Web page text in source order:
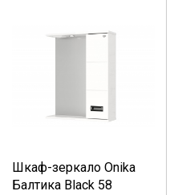
Шкаф-зеркало Onika
Балтика Black 58
Продолжить